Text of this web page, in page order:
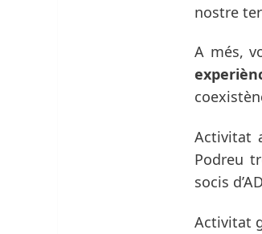
nostre
A més,
Activitat
Podreu
socis
Activitat